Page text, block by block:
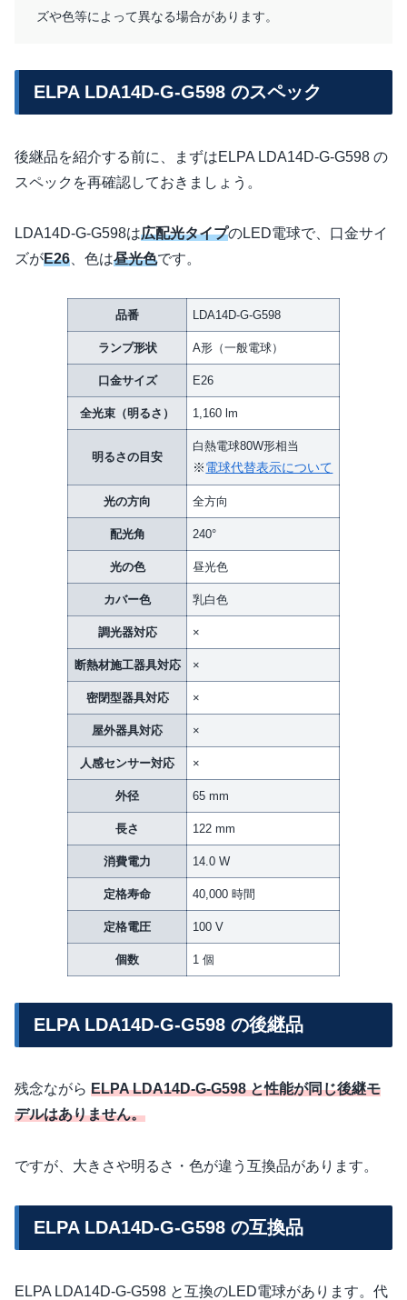
ズや色等によって異なる場合があります。
ELPA LDA14D-G-G598 のスペック
後継品を紹介する前に、まずはELPA LDA14D-G-G598 の
スペックを再確認しておきましょう。
LDA14D-G-G598は広配光タイプのLED電球で、口金サイ
ズがE26 、色は昼光色です。
品番 LDA14D-G-G598
ランプ形状 A形（一般電球）
口金サイズ E26
全光束（明るさ） 1,160 lm
明るさの目安
白熱電球80W形相当
※電球代替表示について
光の方向 全方向
配光角 240°
光の色 昼光色
カバー色 乳白色
調光器対応 ×
断熱材施工器具対応 ×
密閉型器具対応 ×
屋外器具対応 ×
人感センサー対応 ×
外径 65 mm
長さ 122 mm
消費電力 14.0 W
定格寿命 40,000 時間
定格電圧 100 V
個数 1 個
ELPA LDA14D-G-G598 の後継品
残念ながら ELPA LDA14D-G-G598 と性能が同じ後継モ
デルはありません。
ですが、大きさや明るさ・色が違う互換品があります。
ELPA LDA14D-G-G598 の互換品
ELPA LDA14D-G-G598 と互換のLED電球があります。代